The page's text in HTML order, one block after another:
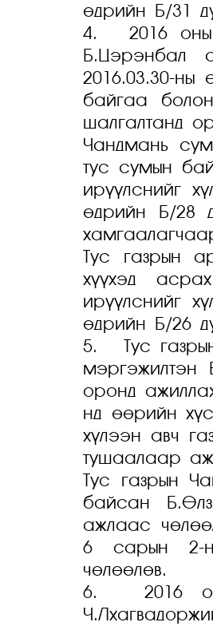
өдрийн Б/31
4. 2016 оны
Б.Цэрэнбал
2016.03.30-
байгаа
шалгалтанд
Чандмань
тус сумын
ирүүлснийг
өдрийн Б/28
Тус газрын
хүүхэд
ирүүлснийг
өдрийн Б/26
5. Тус
оронд
нд өөрийн
хүлээн авч
тушаалаар
Тус газрын
байсан
ажлаас
6 сарын 2-
чөлөөлөв.
6. 2016